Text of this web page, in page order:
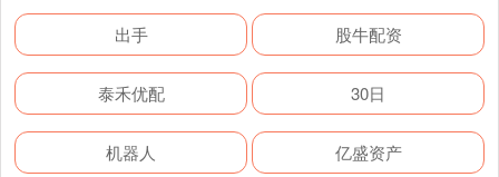
出手 股牛配资
泰禾优配 30日
机器人 亿盛资产